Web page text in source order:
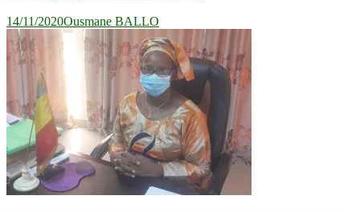
14/11/2020Ousmane BALLO